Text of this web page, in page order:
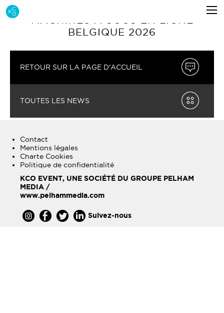
BELGIQUE 2026
RETOUR SUR LA PAGE D'ACCUEIL
TOUTES LES NEWS
Contact
Mentions légales
Charte Cookies
Politique de confidentialité
KCO EVENT, UNE SOCIÉTÉ DU GROUPE PELHAM
MEDIA /
www.pelhammedia.com
Suivez-nous